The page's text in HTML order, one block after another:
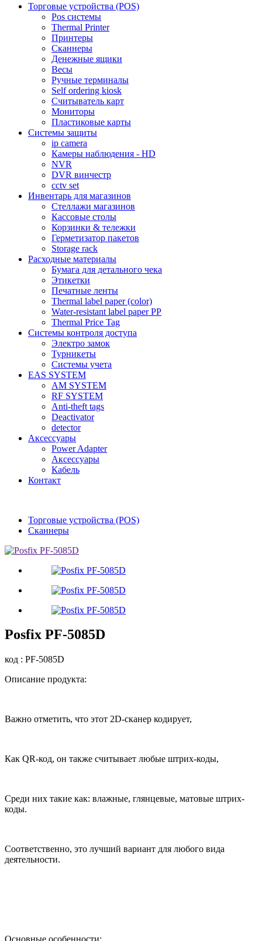
Торговые устройства (POS)
Pos системы
Thermal Printer
Принтеры
Сканнеры
Денежные ящики
Весы
Ручные терминалы
Self ordering kiosk
Считыватель карт
Мониторы
Пластиковые карты
Cистемы защиты
ip camera
Камеры наблюдения - HD
NVR
DVR винчестр
cctv set
Инвентарь для магазинов
Стеллажи магазинов
Кассовые столы
Корзинки & тележки
Герметизатор пакетов
Storage rack
Расходные материалы
Бумага для детального чека
Этикетки
Печатные ленты
Thermal label paper (color)
Water-resistant label paper PP
Thermal Price Tag
Системы контроля доступа
Электро замок
Турникеты
Cистемы учета
EAS SYSTEM
AM SYSTEM
RF SYSTEM
Anti-theft tags
Deactivator
detector
Аксессуары
Power Adapter
Аксессуары
Кабель
Контакт
Торговые устройства (POS)
Сканнеры
Posfix PF-5085D
код : PF-5085D
Описание продукта:
Важно отметить, что этот 2D-сканер кодирует,
Как QR-код, он также считывает любые штрих-коды,
Среди них такие как: влажные, глянцевые, матовые штрих-
коды.
Соответственно, это лучший вариант для любого вида
деятельности.